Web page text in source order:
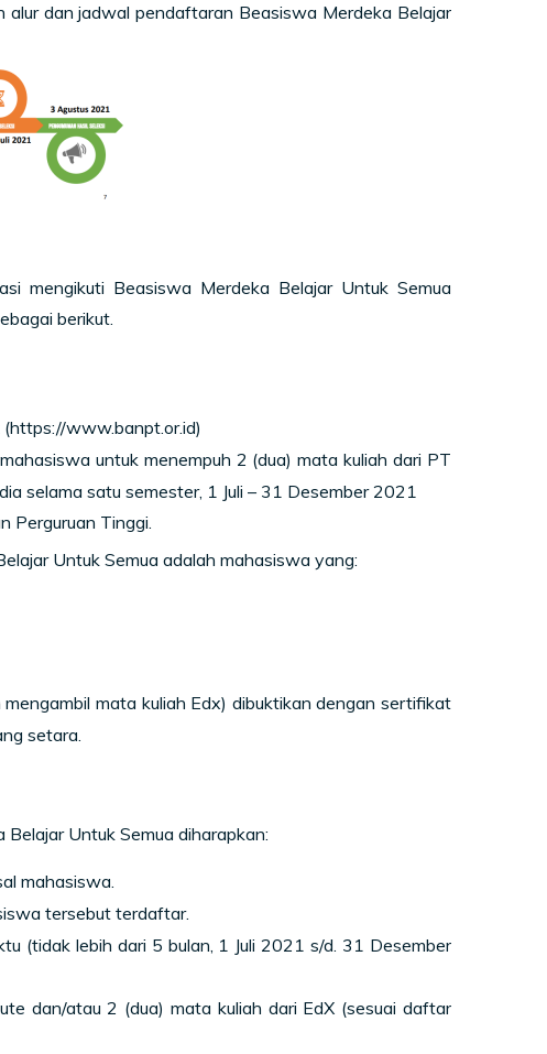
alur dan jadwal pendaftaran Beasiswa Merdeka Belajar
mengikuti Beasiswa Merdeka Belajar Untuk Semua
berikut.
www.banpt.or.id)
untuk menempuh 2 (dua) mata kuliah dari PT
selama satu semester, 1 Juli – 31 Desember 2021
Perguruan Tinggi.
Untuk Semua adalah mahasiswa yang:
mata kuliah Edx) dibuktikan dengan sertifikat
setara.
Untuk Semua diharapkan:
mahasiswa.
tersebut terdaftar.
(tidak lebih dari 5 bulan, 1 Juli 2021 s/d. 31 Desember
dan/atau 2 (dua) mata kuliah dari EdX (sesuai daftar